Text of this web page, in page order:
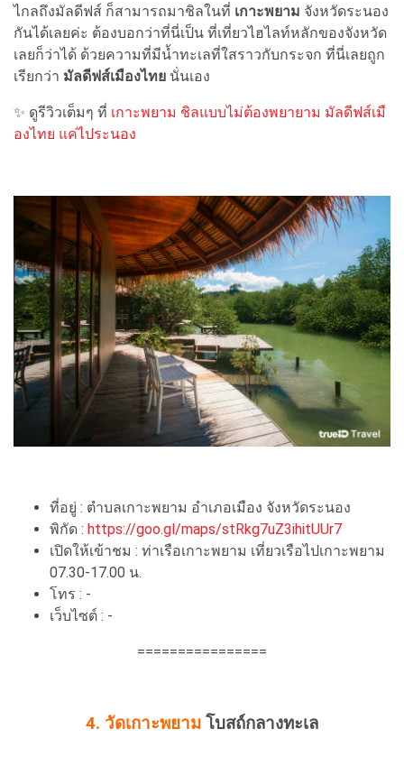
ไกลถึงมัลดีฟส์ ก็สามารถมาชิลในที่ เกาะพยาม จังหวัดระนอง
กันได้เลยค่ะ ต้องบอกว่าที่นี่เป็น ที่เที่ยวไฮไลท์หลักของจังหวัด
เลยก็ว่าได้ ด้วยความที่มีน้ำทะเลที่ใสราวกับกระจก ที่นี่เลยถูก
เรียกว่า มัลดีฟส์เมืองไทย นั่นเอง
✨ ดูรีวิวเต็มๆ ที่ เกาะพยาม ชิลแบบไม่ต้องพยายาม มัลดีฟส์เมื
องไทย แค่ไประนอง
ที่อยู่ : ตําบลเกาะพยาม อำเภอเมือง จังหวัดระนอง
พิกัด : https://goo.gl/maps/stRkg7uZ3ihitUUr7
เปิดให้เข้าชม : ท่าเรือเกาะพยาม เที่ยวเรือไปเกาะพยาม
07.30-17.00 น.
โทร : -
เว็บไซต์ : -
================
4. วัดเกาะพยาม โบสถ์กลางทะเล